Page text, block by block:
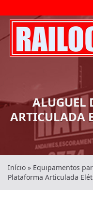
ALUGUEL
ARTICULADA
Início » Equipamentos
Plataforma Articulada